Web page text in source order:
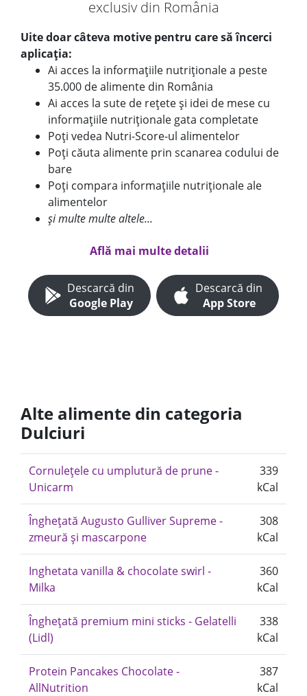
exclusiv din România
Uite doar câteva motive pentru care să încerci
aplicația:
Ai acces la informațiile nutriționale a peste
35.000 de alimente din România
Ai acces la sute de rețete și idei de mese cu
informațiile nutriționale gata completate
Poți vedea Nutri-Score-ul alimentelor
Poți căuta alimente prin scanarea codului de
bare
Poți compara informațiile nutriționale ale
alimentelor
și multe multe altele...
Află mai multe detalii
Descarcă din
Google Play
Descarcă din
App Store
Alte alimente din categoria
Dulciuri
Cornulețele cu umplutură de prune -
Unicarm
339
kCal
Înghețată Augusto Gulliver Supreme -
zmeură și mascarpone
308
kCal
Inghetata vanilla & chocolate swirl -
Milka
360
kCal
Înghețată premium mini sticks - Gelatelli
(Lidl)
338
kCal
Protein Pancakes Chocolate -
AllNutrition
387
kCal